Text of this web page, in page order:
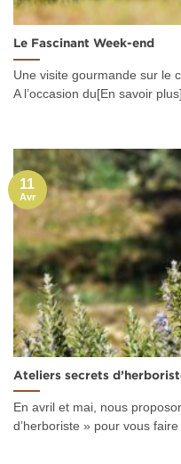
Le Fascinant Week-end
Une visite gourmande sur le
A l’occasion du[En savoir plus]
Ateliers secrets
En avril et mai, nous
d’herboriste » pour vous
11
Avr